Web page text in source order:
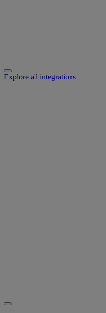
Explore all integrations